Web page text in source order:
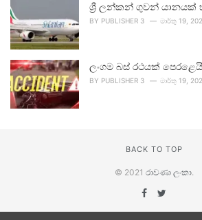
ශ්‍රී ලන්කන් ගුවන් යානයක්
BY PUBLISHER 3 මාර්තු 19,
ලංගම බස් රථයක්
BY PUBLISHER 3 මාර්තු 19,
BACK TO TOP
© 2021 රාවණා ලංකා.